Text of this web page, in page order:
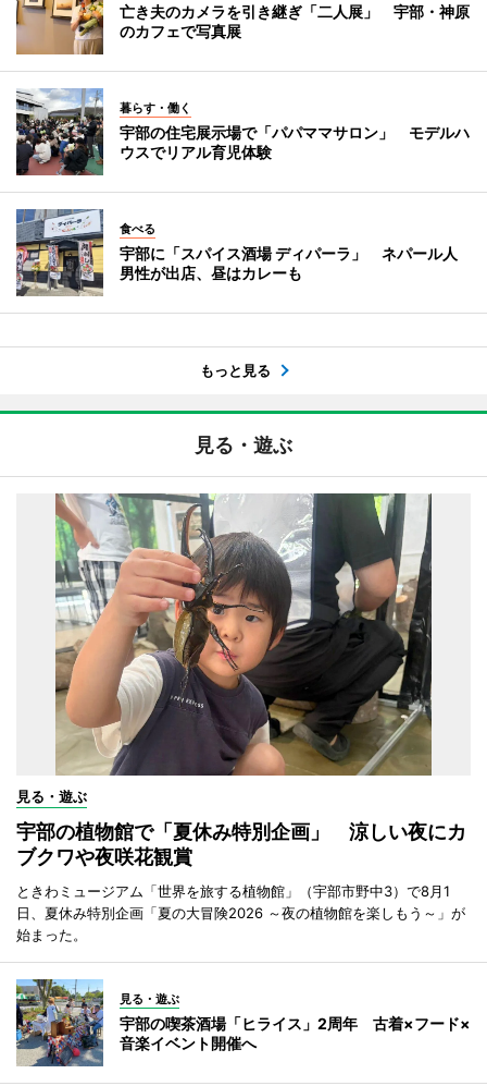
亡き夫のカメラを引き継ぎ「二人展」 宇部・神原
のカフェで写真展
暮らす・働く
宇部の住宅展示場で「パパママサロン」 モデルハ
ウスでリアル育児体験
食べる
宇部に「スパイス酒場 ディパーラ」 ネパール人
男性が出店、昼はカレーも
もっと見る
見る・遊ぶ
見る・遊ぶ
宇部の植物館で「夏休み特別企画」 涼しい夜にカ
ブクワや夜咲花観賞
ときわミュージアム「世界を旅する植物館」（宇部市野中3）で8月1
日、夏休み特別企画「夏の大冒険2026 ～夜の植物館を楽しもう～」が
始まった。
見る・遊ぶ
宇部の喫茶酒場「ヒライス」2周年 古着×フード×
音楽イベント開催へ